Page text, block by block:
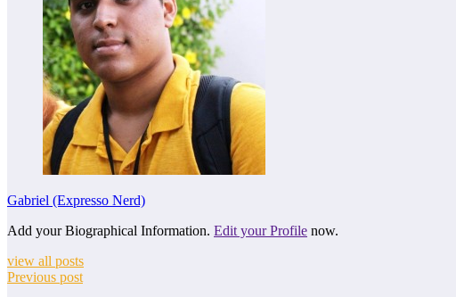
Gabriel (Expresso Nerd)
Add your Biographical Information. Edit your Profile now.
view all posts
Previous post